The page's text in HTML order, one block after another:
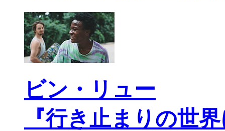
ビン・リュー
『行き止まりの世